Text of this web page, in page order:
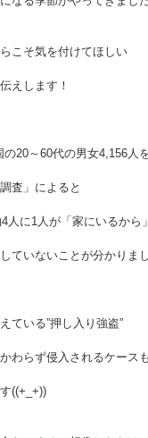
こそ気を付けてほしい
えします！
の20～60代の男女4,156人
査」によると
人に1人が「家にいるから」
ていないことが分かりまし
ている”押し入り強盗”
わらず侵入されるケースも
((+_+))